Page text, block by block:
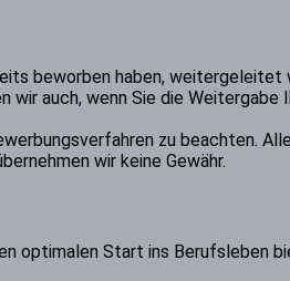
beworben haben,
auch, wenn Sie die
zu beachten.
wir keine Gewähr.
optimalen Start ins Berufsleben